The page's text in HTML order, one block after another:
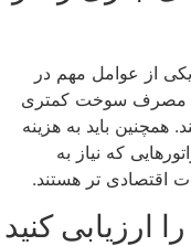
از عوامل مهم در
که مصرف سوخت کمتری
همچنین باید به هزینه
که نیاز به
اقتصادی ‌تر هستند.
ارزیابی کنید